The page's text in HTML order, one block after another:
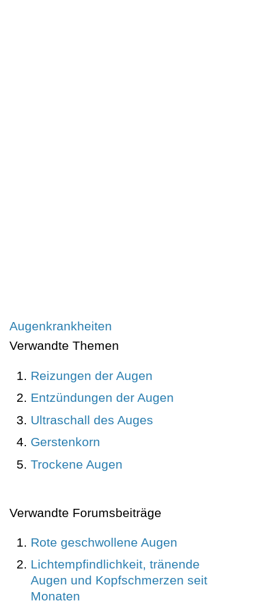
Augenkrankheiten
Verwandte Themen
Reizungen der Augen
Entzündungen der Augen
Ultraschall des Auges
Gerstenkorn
Trockene Augen
Verwandte Forumsbeiträge
Rote geschwollene Augen
Lichtempfindlichkeit, tränende
Augen und Kopfschmerzen seit
Monaten